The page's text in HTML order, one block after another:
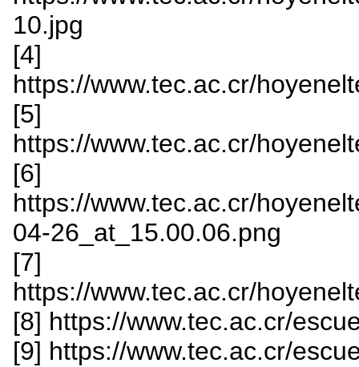
10.jpg
[4]
https://www.tec.ac.cr/
[5]
https://www.tec.ac.cr/
[6]
https://www.tec.ac.cr/
04-26_at_15.00.06.png
[7]
https://www.tec.ac.cr/
[8] https://www.tec.ac.cr/
[9] https://www.tec.ac.cr/